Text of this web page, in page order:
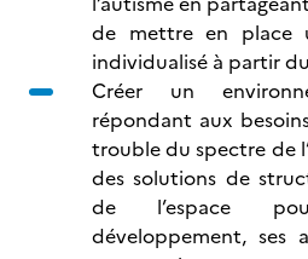
de mettre en place
individualisé à partir
Créer un
répondant aux
trouble du spectre de
des solutions de
de l’espace
développement, ses